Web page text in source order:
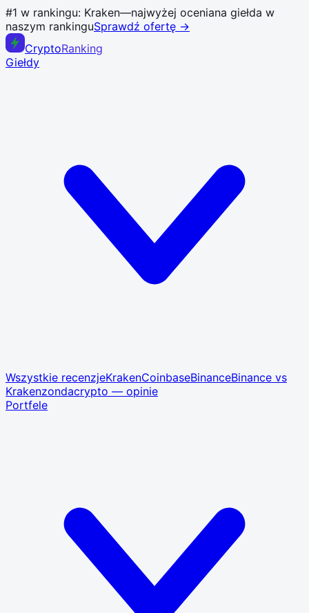
#1 w rankingu: Kraken—najwyżej oceniana giełda w
naszym rankinguSprawdź ofertę →
CryptoRanking
Giełdy
Wszystkie recenzjeKrakenCoinbaseBinanceBinance vs
Krakenzondacrypto — opinie
Portfele